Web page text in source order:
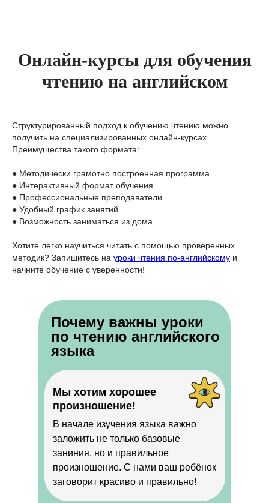
Онлайн-курсы для обучения
чтению на английском
Структурированный подход к обучению чтению можно
получить на специализированных онлайн-курсах.
Преимущества такого формата:
● Методически грамотно построенная программа
● Интерактивный формат обучения
● Профессиональные преподаватели
● Удобный график занятий
● Возможность заниматься из дома
Хотите легко научиться читать с помощью проверенных
методик? Запишитесь на уроки чтения по-английскому и
начните обучение с уверенности!
Почему важны уроки
по чтению английского
языка
Мы хотим хорошее
произношение!
В начале изучения языка важно
заложить не только базовые
заниния, но и правильное
произношение. С нами ваш ребёнок
заговорит красиво и правильно!